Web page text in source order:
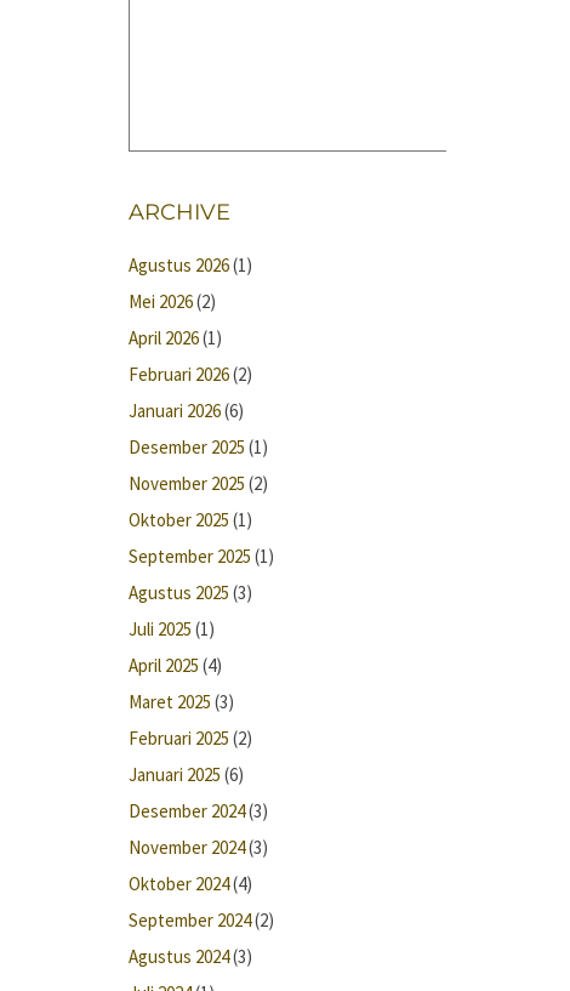
ARCHIVE
Agustus 2026(1)
Mei 2026(2)
April 2026(1)
Februari 2026(2)
Januari 2026(6)
Desember 2025 (1)
November 2025 (2)
Oktober 2025 (1)
September 2025 (1)
Agustus 2025 (3)
Juli 2025 (1)
April 2025 (4)
Maret 2025 (3)
Februari 2025 (2)
Januari 2025 (6)
Desember 2024(3)
November 2024(3)
Oktober 2024(4)
September 2024(2)
Agustus 2024(3)